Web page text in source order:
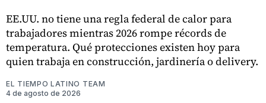
EE.UU. no tiene una regla federal de calor para
trabajadores mientras 2026 rompe récords de
temperatura. Qué protecciones existen hoy para
quien trabaja en construcción, jardinería o delivery.
EL TIEMPO LATINO TEAM
4 de agosto de 2026